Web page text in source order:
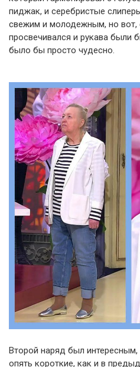
пиджак, и серебристые
свежим и молодежным, но вот,
просвечивался и рукава были
было бы просто чудесно.
Второй наряд был
опять короткие, как и в